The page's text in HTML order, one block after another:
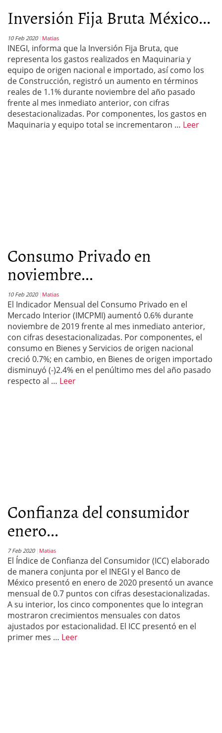
Inversión Fija Bruta México...
10 Feb 2020 Matias
INEGI, informa que la Inversión Fija Bruta, que
representa los gastos realizados en Maquinaria y
equipo de origen nacional e importado, así como los
de Construcción, registró un aumento en términos
reales de 1.1% durante noviembre del año pasado
frente al mes inmediato anterior, con cifras
desestacionalizadas. Por componentes, los gastos en
Maquinaria y equipo total se incrementaron … Leer
Consumo Privado en
noviembre...
10 Feb 2020 Matias
El Indicador Mensual del Consumo Privado en el
Mercado Interior (IMCPMI) aumentó 0.6% durante
noviembre de 2019 frente al mes inmediato anterior,
con cifras desestacionalizadas. Por componentes, el
consumo en Bienes y Servicios de origen nacional
creció 0.7%; en cambio, en Bienes de origen importado
disminuyó (-)2.4% en el penúltimo mes del año pasado
respecto al … Leer
Confianza del consumidor
enero...
7 Feb 2020 Matias
El Índice de Confianza del Consumidor (ICC) elaborado
de manera conjunta por el INEGI y el Banco de
México presentó en enero de 2020 presentó un avance
mensual de 0.7 puntos con cifras desestacionalizadas.
A su interior, los cinco componentes que lo integran
mostraron crecimientos mensuales con datos
ajustados por estacionalidad. El ICC presentó en el
primer mes … Leer